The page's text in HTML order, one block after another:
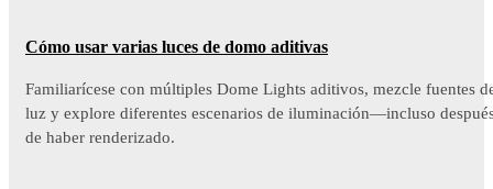
Cómo usar varias luces de domo aditivas
Familiarícese con múltiples Dome Lights aditivos, mezcle fuentes
luz y explore diferentes escenarios de iluminación—incluso
de haber renderizado.